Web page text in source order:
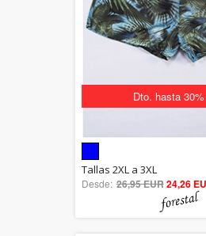
Dto. hasta 30%
5.00
out of 5
Tallas 2XL a 3XL
Desde: 26,95 EUR24,26